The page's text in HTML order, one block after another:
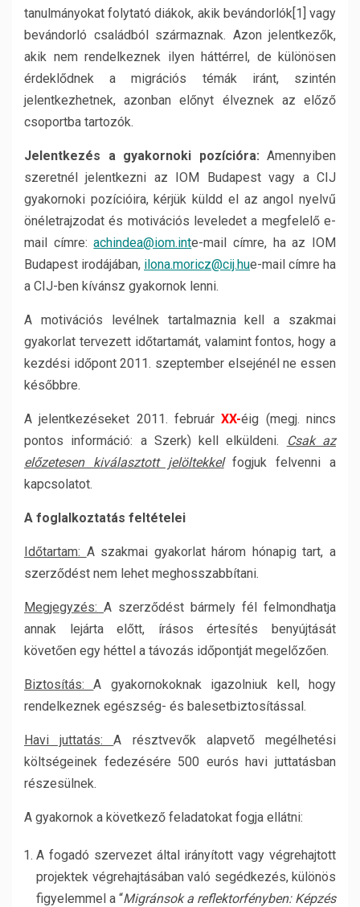
tanulmányokat folytató diákok, akik bevándorlók[1] vagy
bevándorló családból származnak. Azon jelentkezők,
akik nem rendelkeznek ilyen háttérrel, de különösen
érdeklődnek a migrációs témák iránt, szintén
jelentkezhetnek, azonban előnyt élveznek az előző
csoportba tartozók.
Jelentkezés a gyakornoki pozícióra: Amennyiben
szeretnél jelentkezni az IOM Budapest vagy a CIJ
gyakornoki pozícióira, kérjük küldd el az angol nyelvű
önéletrajzodat és motivációs leveledet a megfelelő e-
mail címre:achindea@iom.inte-mail címre, ha az IOM
Budapest irodájában, ilona.moricz@cij.hue-mail címre ha
a CIJ-ben kívánsz gyakornok lenni.
A motivációs levélnek tartalmaznia kell a szakmai
gyakorlat tervezett időtartamát, valamint fontos, hogy a
kezdési időpont 2011. szeptember elsejénél ne essen
későbbre.
A jelentkezéseket 2011. februárXX-éig (megj. nincs
pontos információ: a Szerk) kell elküldeni.
Csak az
előzetesen kiválasztott jelöltekkelfogjuk felvenni a
kapcsolatot.
A foglalkoztatás feltételei
Időtartam: A szakmai gyakorlat három hónapig tart, a
szerződést nem lehet meghosszabbítani.
Megjegyzés: A szerződést bármely fél felmondhatja
annak lejárta előtt, írásos értesítés benyújtását
követően egy héttel a távozás időpontját megelőzően.
Biztosítás:A gyakornokoknak igazolniuk kell, hogy
rendelkeznek egészség- és balesetbiztosítással.
Havi juttatás:A résztvevők alapvető megélhetési
költségeinek fedezésére 500 eurós havi juttatásban
részesülnek.
A gyakornok a következő feladatokat fogja ellátni:
A fogadó szervezet által irányított vagy végrehajtott
projektek végrehajtásában való segédkezés, különös
figyelemmel a “Migránsok a reflektorfényben: Képzés